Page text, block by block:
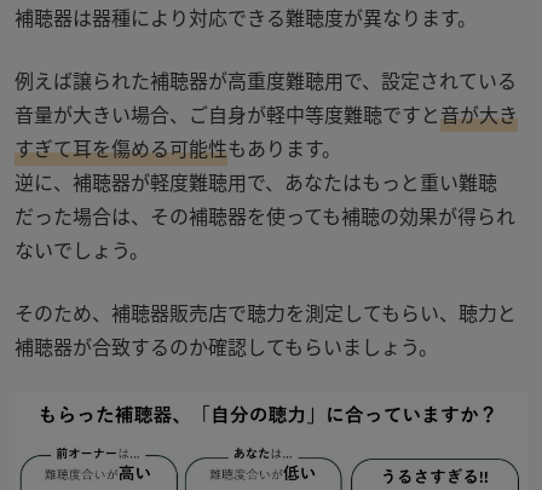
補聴器は器種により対応できる難聴度が異なります。
例えば譲られた補聴器が高重度難聴用で、設定されている
音量が大きい場合、ご自身が軽中等度難聴ですと音が大き
すぎて耳を傷める可能性もあります。
逆に、補聴器が軽度難聴用で、あなたはもっと重い難聴
だった場合は、その補聴器を使っても補聴の効果が得られ
ないでしょう。
そのため、補聴器販売店で聴力を測定してもらい、聴力と
補聴器が合致するのか確認してもらいましょう。